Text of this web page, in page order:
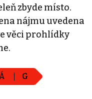
zbyde místo.
nájmu uvedena
věci prohlídky
G